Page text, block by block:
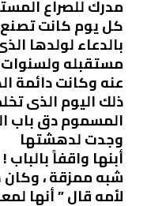
مدرك للصراع
كل يوم كانت تصنع
بالدعاء لولدها
مستقبله ولسنوات
عنه وكانت دائمة
ذلك اليوم الذى
المسموم دق باب
وجدت لدهشتها
أبنها واقفاً
شبه ممزقة ، وكان
لأمه قال ” أنها